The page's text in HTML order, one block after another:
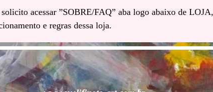
acessar ”SOBRE/FAQ” aba logo abaixo de
e regras dessa loja.